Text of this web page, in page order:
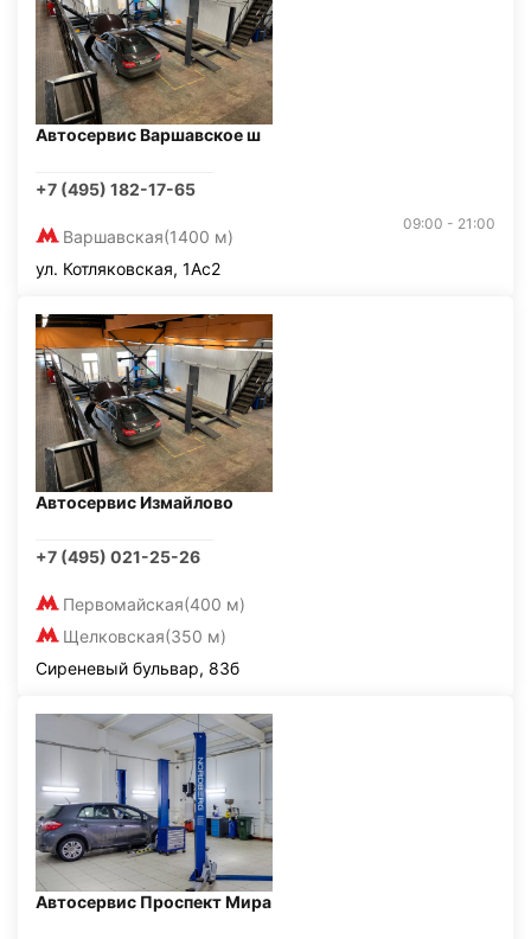
Автосервис Варшавское ш
+7 (495) 182-17-65
Варшавская(1400 м)
09:00 - 21:00
ул. Котляковская, 1Ас2
Автосервис Измайлово
+7 (495) 021-25-26
Первомайская(400 м)
Щелковская(350 м)
Сиреневый бульвар, 83б
Автосервис Проспект Мира